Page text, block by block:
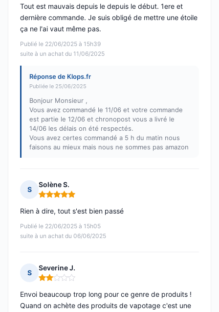
Publié le 22/06/2025 à 15h39
suite à un achat du 11/06/2025
Tout est mauvais depuis le depuis le début. 1ere et
dernière commande. Je suis obligé de mettre une étoile
ça ne l'ai vaut même pas.
Réponse de Klops.fr
Publiée le 25/06/2025
Bonjour Monsieur ,
Vous avez commandé le 11/06 et votre commande
est partie le 12/06 et chronopost vous a livré le
14/06 les délais on été respectés.
Vous avez certes commandé a 5 h du matin nous
faisons au mieux mais nous ne sommes pas amazon
S
Solène S.
Note : 5 sur 5
Publié le 22/06/2025 à 15h05
suite à un achat du 06/06/2025
Rien à dire, tout s'est bien passé
S
Severine J.
Note : 2 sur 5
Envoi beaucoup trop long pour ce genre de produits !
Quand on achète des produits de vapotage c'est une